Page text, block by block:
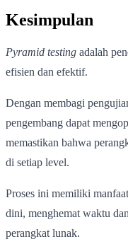
Kesimpulan
Pyramid testing adalah
efisien dan efektif.
Dengan membagi
pengembang dapat
memastikan bahwa
di setiap level.
Proses ini memiliki
dini, menghemat waktu
perangkat lunak.